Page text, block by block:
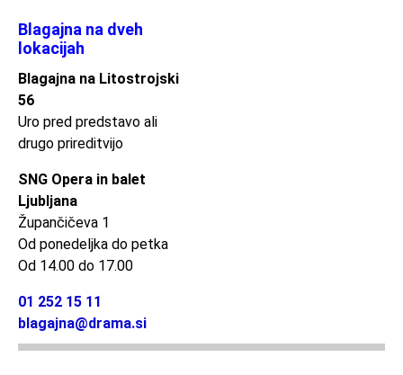
Blagajna na dveh
lokacijah
Blagajna na Litostrojski
56
Uro pred predstavo ali
drugo prireditvijo
SNG Opera in balet
Ljubljana
Župančičeva 1
Od ponedeljka do petka
Od 14.00 do 17.00
01 252 15 11
blagajna@drama.si